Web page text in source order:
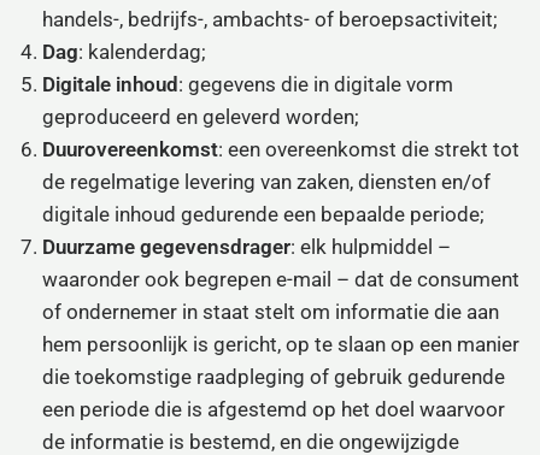
handels-, bedrijfs-, ambachts- of beroepsactiviteit;
Dag: kalenderdag;
Digitale inhoud : gegevens die in digitale vorm
geproduceerd en geleverd worden;
Duurovereenkomst: een overeenkomst die strekt tot
de regelmatige levering van zaken, diensten en/of
digitale inhoud gedurende een bepaalde periode;
Duurzame gegevensdrager: elk hulpmiddel –
waaronder ook begrepen e-mail – dat de consument
of ondernemer in staat stelt om informatie die aan
hem persoonlijk is gericht, op te slaan op een manier
die toekomstige raadpleging of gebruik gedurende
een periode die is afgestemd op het doel waarvoor
de informatie is bestemd, en die ongewijzigde